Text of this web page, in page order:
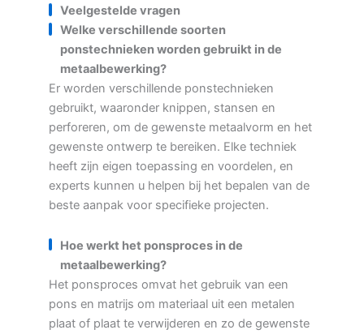
Veelgestelde vragen
Welke verschillende soorten
ponstechnieken worden gebruikt in de
metaalbewerking?
Er worden verschillende ponstechnieken
gebruikt, waaronder knippen, stansen en
perforeren, om de gewenste metaalvorm en het
gewenste ontwerp te bereiken. Elke techniek
heeft zijn eigen toepassing en voordelen, en
experts kunnen u helpen bij het bepalen van de
beste aanpak voor specifieke projecten.
Hoe werkt het ponsproces in de
metaalbewerking?
Het ponsproces omvat het gebruik van een
pons en matrijs om materiaal uit een metalen
plaat of plaat te verwijderen en zo de gewenste